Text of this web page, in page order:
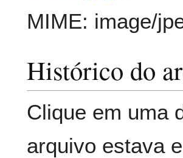
MIME: image/
Histórico do
Clique em uma
arquivo estava